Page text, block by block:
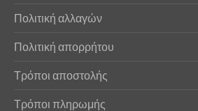
Πολιτική αλλαγών
Πολιτική απορρήτου
Τρόποι αποστολής
Τρόποι πληρωμής